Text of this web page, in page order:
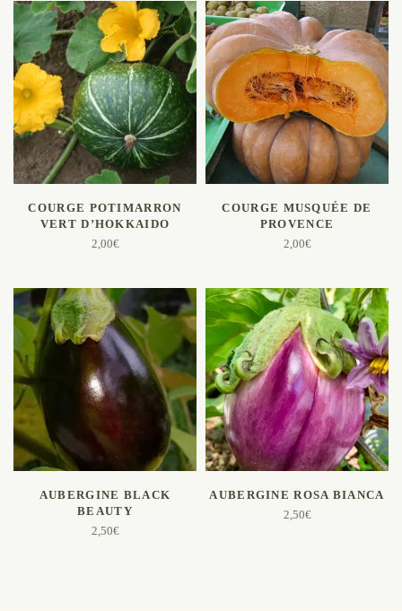
AJOUTER AU PANIER
COURGE POTIMARRON
VERT D’HOKKAIDO
2,00€
AJOUTER AU PANIER
COURGE MUSQUÉE DE
PROVENCE
2,00€
AJOUTER AU PANIER
AUBERGINE BLACK
BEAUTY
2,50€
AJOUTER AU PANIER
AUBERGINE ROSA BIANCA
2,50€